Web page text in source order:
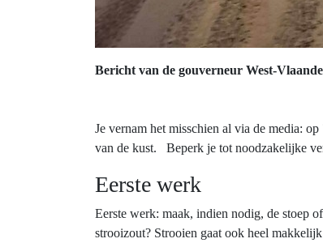
Bericht van de gouverneur West-
Je vernam het misschien al via de media:
van de kust. Beperk je tot noodzakelijke
Eerste werk
Eerste werk: maak, indien nodig, de stoep
strooizout? Strooien gaat ook heel